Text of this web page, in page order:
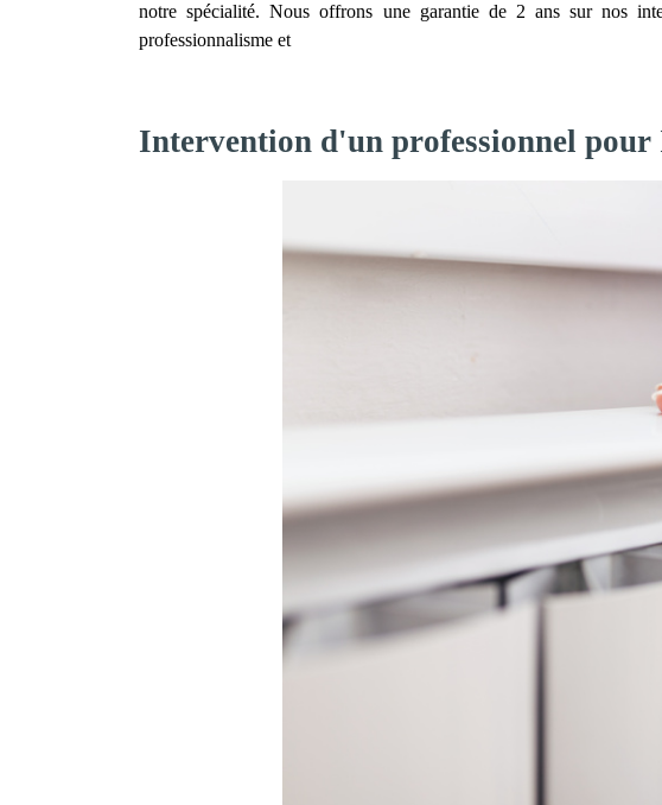
notre spécialité. Nous offrons une garantie de 2 ans sur nos
professionnalisme et
Intervention d'un professionnel